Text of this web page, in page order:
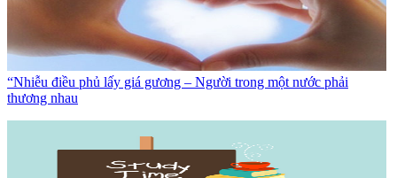
“Nhiễu điều phủ lấy giá gương – Người trong một nước phải
thương nhau